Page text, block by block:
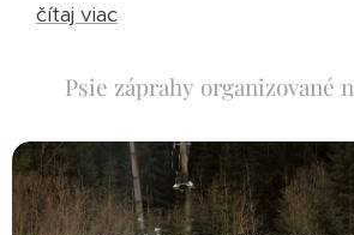
čítaj viac
Psie záprahy organizované